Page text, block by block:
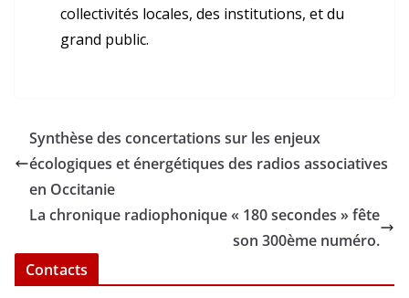
collectivités locales, des institutions, et du
grand public.
Synthèse des concertations sur les enjeux
écologiques et énergétiques des radios associatives
en Occitanie
La chronique radiophonique « 180 secondes » fête
son 300ème numéro.
Contacts